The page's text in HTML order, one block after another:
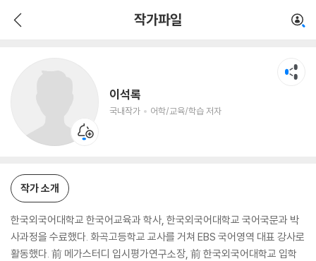
작가파일
이석록
국내작가 어학/교육/학습 저자
어학/교육/학습 저자
작가 소개
한국외국어대학교 한국어교육과 학사, 한국외국어대학교 국어국문과 박
사과정을 수료했다. 화곡고등학교 교사를 거쳐 EBS 국어영역 대표 강사로
활동했다. 前 메가스터디 입시평가연구소장, 前 한국외국어대학교 입학